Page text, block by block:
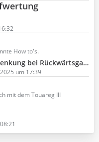
How to's.
bei Rückwärtsgang
um 17:39
mit dem Touareg III